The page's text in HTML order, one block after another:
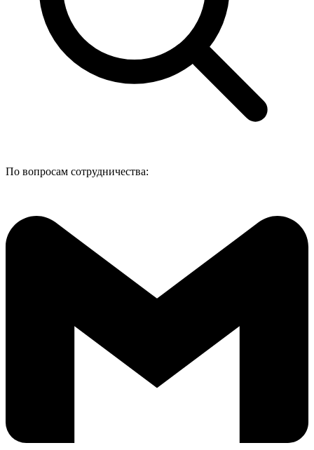
По вопросам сотрудничества: